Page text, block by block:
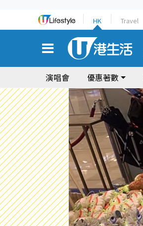
HK Travel
演唱會 優惠著數